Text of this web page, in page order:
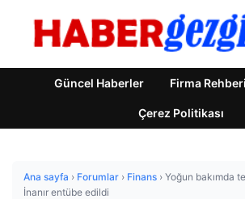
Güncel Haberler Firma Rehberi
Çerez Politikası
Ana sayfa › Forumlar › Finans › Yoğun bakımda
İnanır entübe edildi